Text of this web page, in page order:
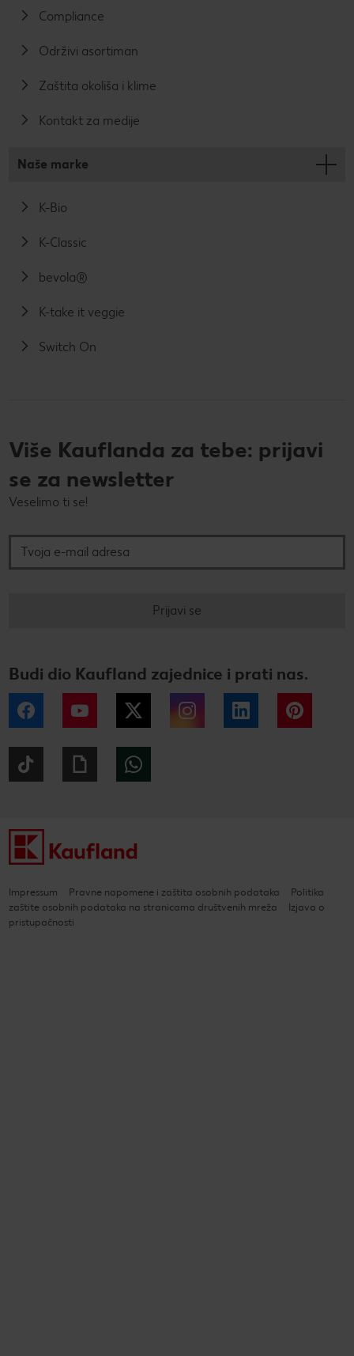
Compliance
Održivi asortiman
Zaštita okoliša i klime
Kontakt za medije
Naše marke
K-Bio
K-Classic
bevola®
K-take it veggie
Switch On
Više Kauflanda za tebe: prijavi
se za newsletter
Veselimo ti se!
Prijavi se
Budi dio Kaufland zajednice i prati nas.
Facebook YouTube Twitter Instagram LinkedIn
Giphy
Impressum Pravne napomene i zaštita osobnih podataka
Politika
zaštite osobnih podataka na stranicama društvenih mreža
Izjava o
pristupačnosti